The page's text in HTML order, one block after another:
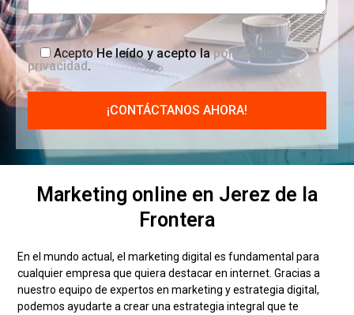
AceptoHe leído y acepto lapolítica de
privacidad.
Marketing online en Jerez de la
Frontera
En el mundo actual, el marketing digital es fundamental para
cualquier empresa que quiera destacar en internet. Gracias a
nuestro equipo de expertos en marketing y estrategia digital,
podemos ayudarte a crear una estrategia integral que te